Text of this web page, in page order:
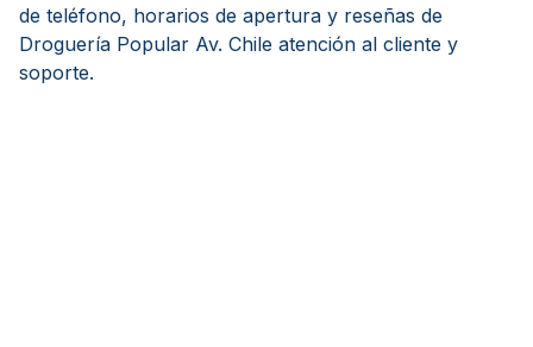
de teléfono, horarios de apertura y reseñas de
Droguería Popular Av. Chile atención al cliente y
soporte.